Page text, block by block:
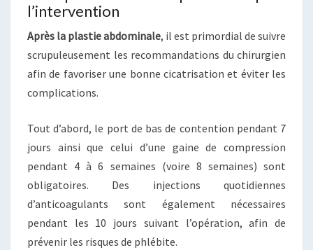
l’intervention
Après la plastie abdominale, il est primordial de suivre
scrupuleusement les recommandations du chirurgien
afin de favoriser une bonne cicatrisation et éviter les
complications.
Tout d’abord, le port de bas de contention pendant 7
jours ainsi que celui d’une gaine de compression
pendant 4 à 6 semaines (voire 8 semaines) sont
obligatoires. Des injections quotidiennes
d’anticoagulants sont également nécessaires
pendant les 10 jours suivant l’opération, afin de
prévenir les risques de phlébite.